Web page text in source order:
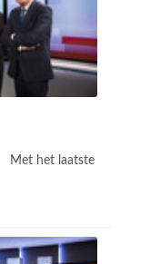
Met het laatste